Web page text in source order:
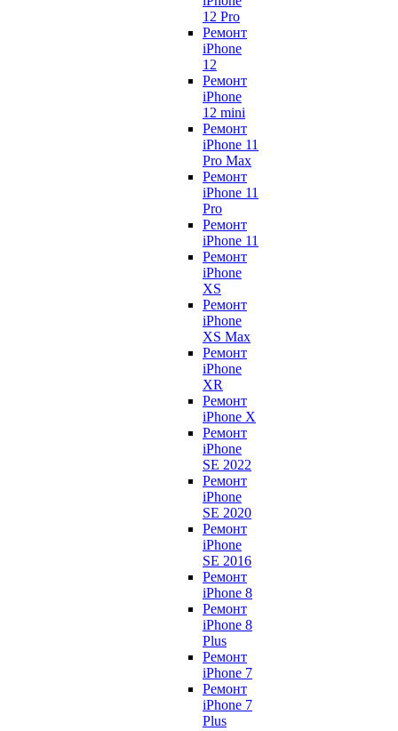
12 Pro
Ремонт
iPhone
12
Ремонт
iPhone
12 mini
Ремонт
iPhone 11
Pro Max
Ремонт
iPhone 11
Pro
Ремонт
iPhone 11
Ремонт
iPhone
XS
Ремонт
iPhone
XS Max
Ремонт
iPhone
XR
Ремонт
iPhone X
Ремонт
iPhone
SE 2022
Ремонт
iPhone
SE 2020
Ремонт
iPhone
SE 2016
Ремонт
iPhone 8
Ремонт
iPhone 8
Plus
Ремонт
iPhone 7
Ремонт
iPhone 7
Plus